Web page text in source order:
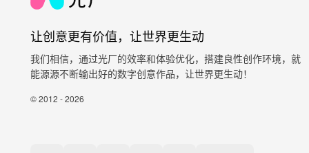
让创意更有价值，让世界更生动
我们相信，通过光厂的效率和体验优化，搭建良性创作环境，就
能源源不断输出好的数字创意作品，让世界更生动！
© 2012 - 2026